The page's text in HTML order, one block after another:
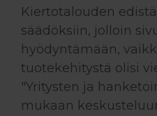
Kiertotalouden
säädöksiin, jolloin
hyödyntämään,
tuotekehitystä olisi
"Yritysten ja
mukaan